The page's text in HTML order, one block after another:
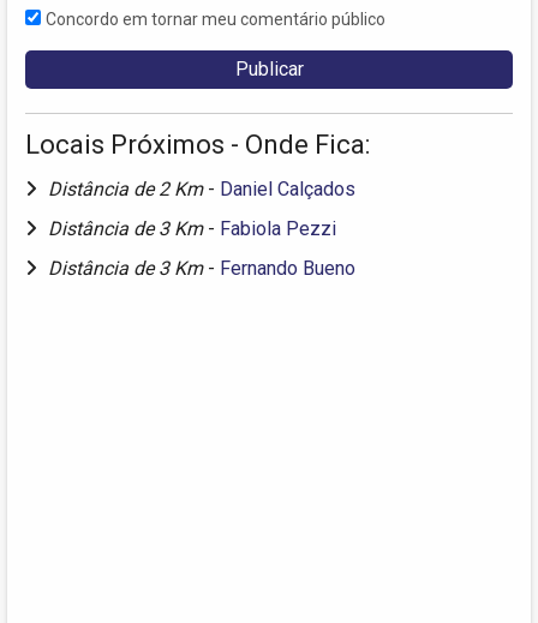
Concordo em tornar meu comentário público
Locais Próximos - Onde Fica:
Distância de 2 Km - Daniel Calçados
Distância de 3 Km - Fabiola Pezzi
Distância de 3 Km - Fernando Bueno